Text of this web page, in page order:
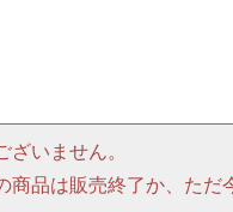
ざいません。
商品は販売終了か、た